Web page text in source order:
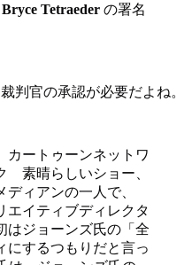
Bryce Tetraeder の署名
判官の承認が必要だよね。
カートゥーンネットワ
素晴らしいショー、
ィアンの一人で、
エイティブディレクタ
はジョーンズ氏の「全
にするつもりだと言っ